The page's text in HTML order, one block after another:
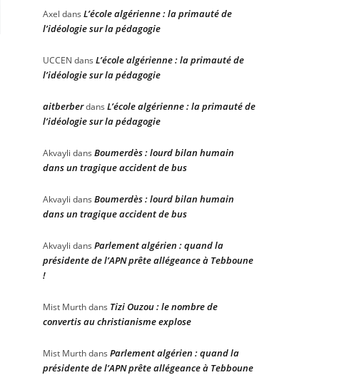
Axel dans L’école algérienne : la primauté de
l’idéologie sur la pédagogie
UCCEN dans L’école algérienne : la primauté de
l’idéologie sur la pédagogie
aitberberdans L’école algérienne : la primauté de
l’idéologie sur la pédagogie
Akvayli dans Boumerdès : lourd bilan humain
dans un tragique accident de bus
Akvayli dans Boumerdès : lourd bilan humain
dans un tragique accident de bus
Akvayli dans Parlement algérien : quand la
présidente de l’APN prête allégeance à Tebboune
!
Mist Murthdans Tizi Ouzou : le nombre de
convertis au christianisme explose
Mist Murthdans Parlement algérien : quand la
présidente de l’APN prête allégeance à Tebboune